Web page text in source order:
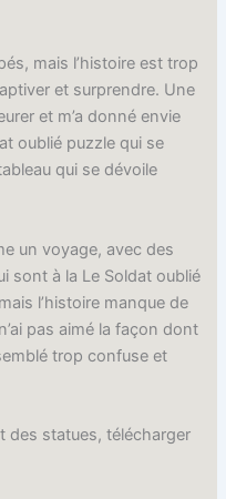
mais l’histoire est trop
et surprendre. Une
et m’a donné envie
oublié puzzle qui se
qui se dévoile
un voyage, avec des
sont à la Le Soldat oublié
l’histoire manque de
pas aimé la façon dont
trop confuse et
des statues, télécharger